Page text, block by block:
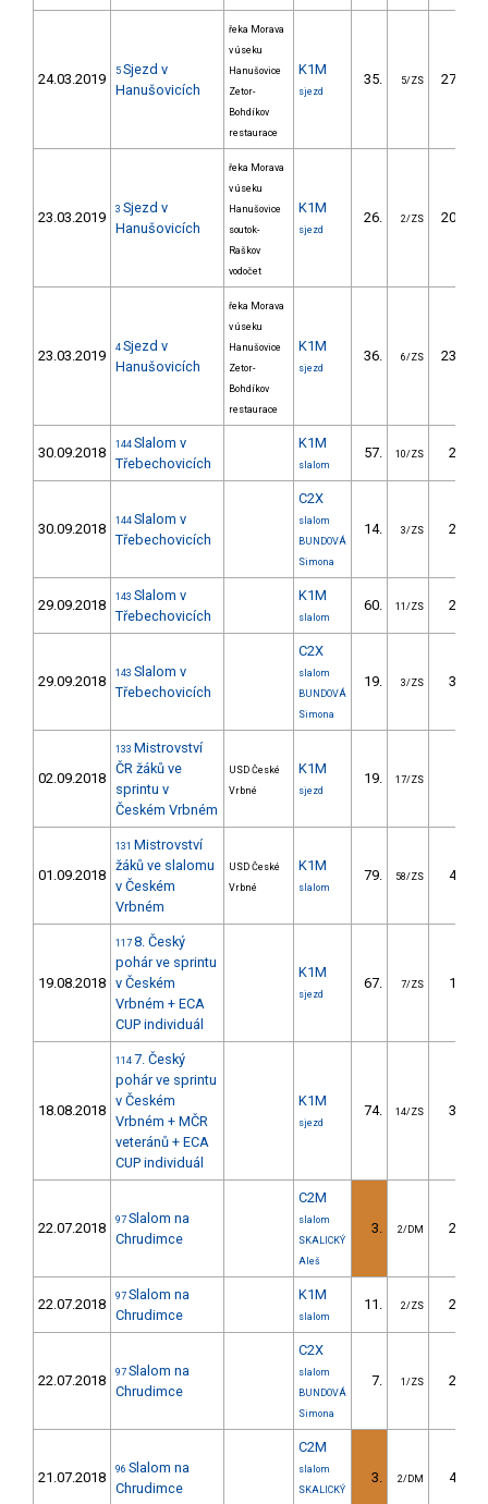
24.03.2019 5 Sjezd v
Hanušovicích
řeka Morava
v úseku
Hanušovice
Zetor-
Bohdíkov
restaurace
K1M
sjezd
35. 5/ZS 270.80
23.03.2019 3 Sjezd v
Hanušovicích
řeka Morava
v úseku
Hanušovice
soutok-
Raškov
vodočet
K1M
sjezd
26. 2/ZS 207.30
23.03.2019 4 Sjezd v
Hanušovicích
řeka Morava
v úseku
Hanušovice
Zetor-
Bohdíkov
restaurace
K1M
sjezd
36. 6/ZS 239.70
30.09.2018 144 Slalom v
Třebechovicích
K1M
slalom
57. 10/ZS 22.90
30.09.2018 144 Slalom v
Třebechovicích
C2X
slalom
BUNDOVÁ
Simona
14. 3/ZS 21.40
29.09.2018 143 Slalom v
Třebechovicích
K1M
slalom
60. 11/ZS 28.95
29.09.2018 143 Slalom v
Třebechovicích
C2X
slalom
BUNDOVÁ
Simona
19. 3/ZS 36.81
02.09.2018
133 Mistrovství
ČR žáků ve
sprintu v
Českém Vrbném
USD České
Vrbné
K1M
sjezd
19. 17/ZS
01.09.2018
131 Mistrovství
žáků ve slalomu
v Českém
Vrbném
USD České
Vrbné
K1M
slalom
79. 58/ZS 41.01
19.08.2018
117 8. Český
pohár ve sprintu
v Českém
Vrbném + ECA
CUP individuál
K1M
sjezd
67. 7/ZS 14.16
18.08.2018
114 7. Český
pohár ve sprintu
v Českém
Vrbném + MČR
veteránů + ECA
CUP individuál
K1M
sjezd
74. 14/ZS 31.49
22.07.2018 97 Slalom na
Chrudimce
C2M
slalom
SKALICKÝ
Aleš
3. 2/DM 27.80
22.07.2018 97 Slalom na
Chrudimce
K1M
slalom
11. 2/ZS 20.40
22.07.2018 97 Slalom na
Chrudimce
C2X
slalom
BUNDOVÁ
Simona
7. 1/ZS 24.40
21.07.2018 96 Slalom na
Chrudimce
C2M
slalom
SKALICKÝ
3. 2/DM 43.70